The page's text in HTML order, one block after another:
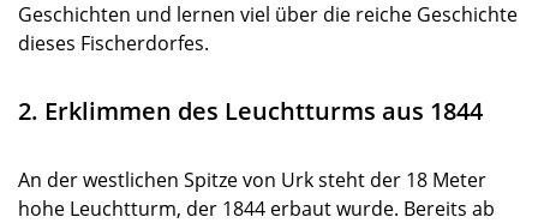
Geschichten und lernen viel über die reiche Geschichte
dieses Fischerdorfes.
2. Erklimmen des Leuchtturms aus 1844
An der westlichen Spitze von Urk steht der 18 Meter
hohe Leuchtturm, der 1844 erbaut wurde. Bereits ab